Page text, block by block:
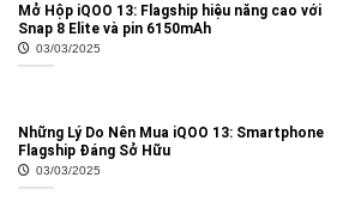
Mở Hộp iQOO 13: Flagship hiệu năng cao với
Snap 8 Elite và pin 6150mAh
03/03/2025
Những Lý Do Nên Mua iQOO 13: Smartphone
Flagship Đáng Sở Hữu
03/03/2025